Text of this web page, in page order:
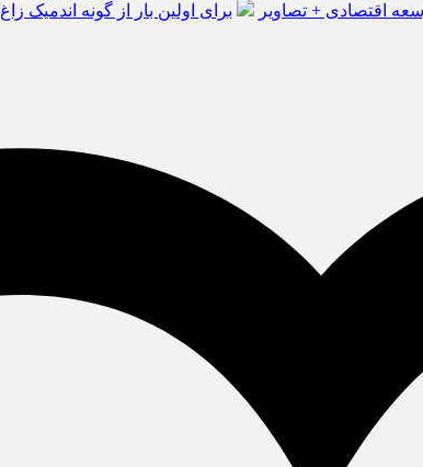
اقتصادی + تصاویر برای اولین بار از گونه اندمیک